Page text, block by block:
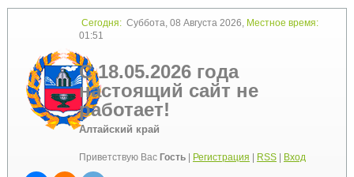
Сегодня:Суббота, 08 Августа 2026, Местное время:
01:51
С 18.05.2026 года
настоящий сайт не
работает!
Алтайский край
Приветствую Вас Гость| Регистрация RSS| Вход